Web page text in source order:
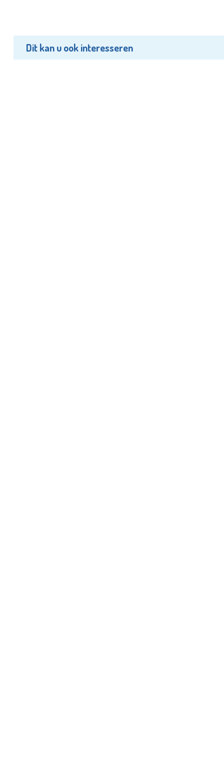
Dit kan u ook interesseren